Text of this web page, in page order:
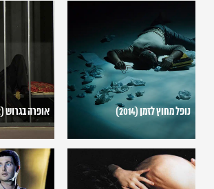
לזמן
(2014)
נופל מחוץ לזמן (2014)
אופרה
בגרוש
אופרה בגרוש (2002)
העבד
(2002)
יונה
ונער